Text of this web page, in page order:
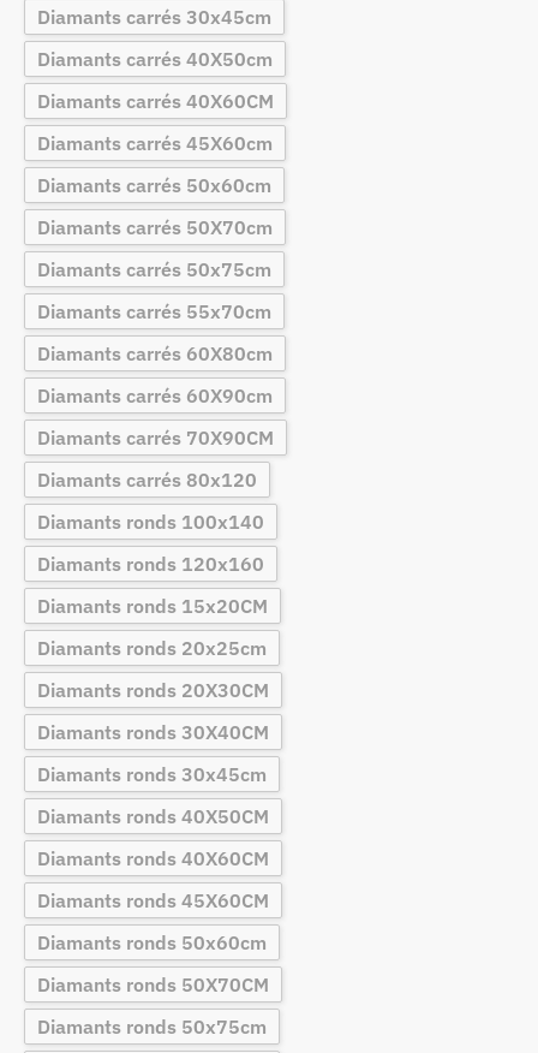
Diamants carrés 30x45cm
Diamants carrés 40X50cm
Diamants carrés 40X60CM
Diamants carrés 45X60cm
Diamants carrés 50x60cm
Diamants carrés 50X70cm
Diamants carrés 50x75cm
Diamants carrés 55x70cm
Diamants carrés 60X80cm
Diamants carrés 60X90cm
Diamants carrés 70X90CM
Diamants carrés 80x120
Diamants ronds 100x140
Diamants ronds 120x160
Diamants ronds 15x20CM
Diamants ronds 20x25cm
Diamants ronds 20X30CM
Diamants ronds 30X40CM
Diamants ronds 30x45cm
Diamants ronds 40X50CM
Diamants ronds 40X60CM
Diamants ronds 45X60CM
Diamants ronds 50x60cm
Diamants ronds 50X70CM
Diamants ronds 50x75cm